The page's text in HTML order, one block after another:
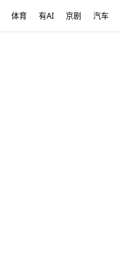
体育 有AI 京剧 汽车